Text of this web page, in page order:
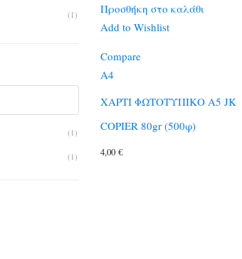
Προσθήκη στο καλάθι
Add to Wishlist
Compare
A4
ΧΑΡΤΙ ΦΩΤΟΤΥΠΙΚΟ Α5 JK
COPIER 80gr (500φ)
4,00 €
(1)
(1)
(1)